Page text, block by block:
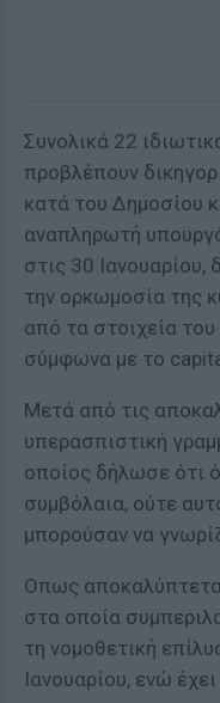
Συνολικά 22
προβλέπουν
κατά του Δημοσίου
αναπληρωτή
στις 30 Ιανουαρίου,
την ορκωμοσία της
από τα στοιχεία
σύμφωνα με το
Μετά από τις
υπερασπιστική
οποίος δήλωσε ότι
συμβόλαια, ούτε
μπορούσαν να
Οπως
στα οποία
τη νομοθετική
Ιανουαρίου, ενώ